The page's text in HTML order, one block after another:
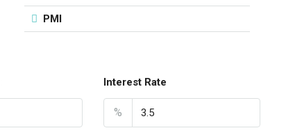
PMI
Interest Rate
%